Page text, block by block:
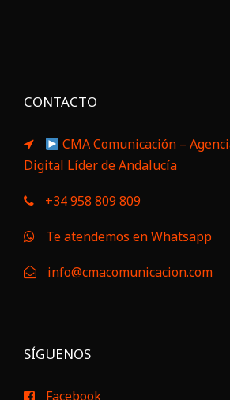
CONTACTO
CMA Comunicación –
Digital Líder de Andalucía
+34 958 809 809
Te atendemos en Whatsapp
info@cmacomunicacion.com
SÍGUENOS
Facebook